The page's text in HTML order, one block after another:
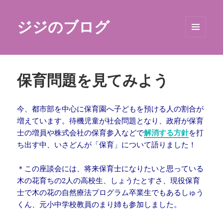
ジジのブログ
保育問題を見てみよう
今、都市部を中心に保育園へ子どもを預ける人の割合が
増えています。待機児童が社会問題となり、政府が保育
士の増員や株式会社の保育参入などで解消する方針を打
ち出す中、いさどんが「保育」について語りました！
＊この座談会には、将来保育士になりたいと思っている
木の花育ちの2人の高校生、しょうたとすさ、現役保育
士で木の花の自然療法プログラム卒業生でもあるしゅう
くん、元小中学校教員のまり姉も参加しました。